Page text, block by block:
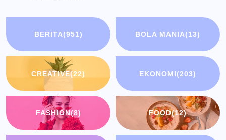
BERITA(951) BOLA MANIA(13)
CREATIVE(22) EKONOMI(203)
FASHION(8) FOOD(12)